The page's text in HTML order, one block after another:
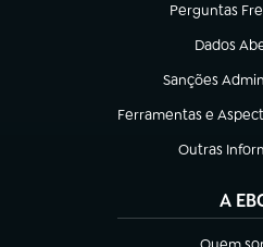
Perguntas
(abre em
Dados
(abre em
Sanções
(abre em nova
Ferramentas e
(abre em nova aba)
Outras
(abre em
A